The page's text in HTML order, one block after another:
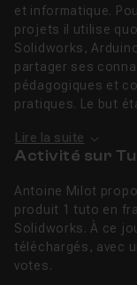
et informatique.
projets il utilise
Solidworks,
partager ses
pédagogiques et
pratiques. Le but
Lire la suite
Activité sur
Antoine Milot
produit 1 tuto en
Solidworks. À ce
téléchargés, avec
votes.